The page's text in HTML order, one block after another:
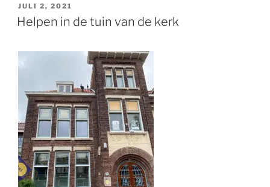
GEPLAATST
OP
JULI 2, 2021
Helpen in de tuin van de kerk